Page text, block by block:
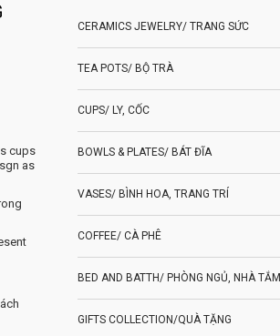
cups
as
CERAMICS JEWELRY/ TRANG SỨC
TEA POTS/ BỘ TRÀ
CUPS/ LY, CỐC
BOWLS & PLATES/ BÁT ĐĨA
VASES/ BÌNH HOA, TRANG TRÍ
COFFEE/ CÀ PHÊ
BED AND BATTH/ PHÒNG NGỦ, NHÀ TẮM
GIFTS COLLECTION/QUÀ TẶNG